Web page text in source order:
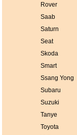
Rover
Saab
Saturn
Seat
Skoda
Smart
Ssang Yong
Subaru
Suzuki
Tanye
Toyota